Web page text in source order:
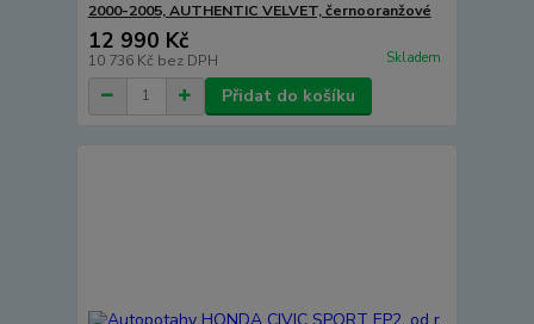
2000-2005, AUTHENTIC VELVET, černooranžové
12 990 Kč
10 736 Kč bez DPH Skladem
Přidat do košíku